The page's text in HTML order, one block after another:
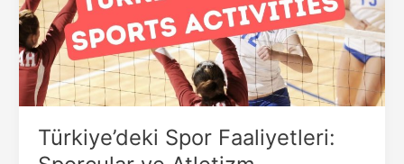
Türkiye’deki Spor Faaliyetleri:
Atletizm
Taraftarları
için
Türkiye
Vizesi
Alma
Konusunda
En